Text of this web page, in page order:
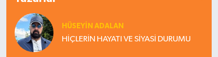
HÜSEYIN ADALAN
HİÇLERİN HAYATI VE SİYASİ DURUMU